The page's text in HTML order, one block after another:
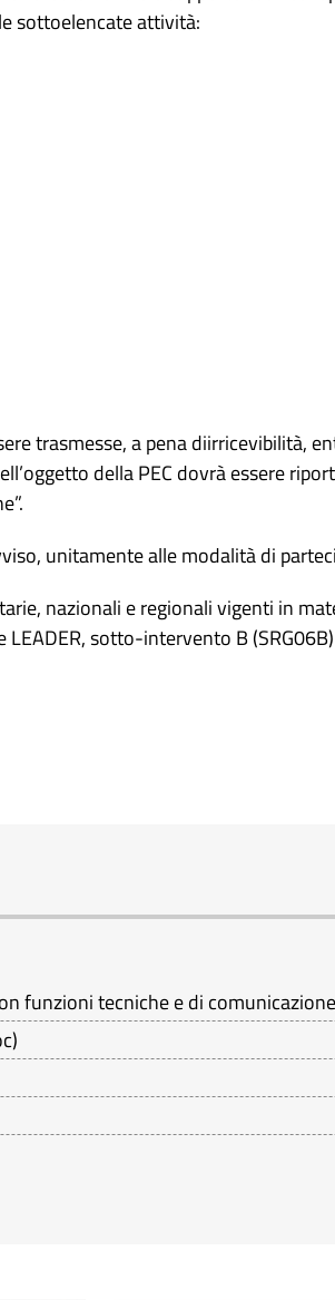
sottoelencate attività:
trasmesse, a pena diirricevibilità,
della PEC dovrà essere
unitamente alle modalità di
nazionali e regionali vigenti in
sotto-intervento B
funzioni tecniche e di comunicazione
)